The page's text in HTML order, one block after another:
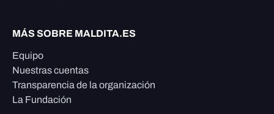
MÁS SOBRE MALDITA.ES
Equipo
Nuestras cuentas
Transparencia de la organización
La Fundación